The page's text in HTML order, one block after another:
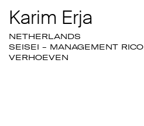
Karim Erja
NETHERLANDS
SEISEI - MANAGEMENT RICO
VERHOEVEN